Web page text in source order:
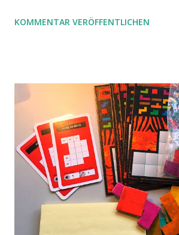
KOMMENTAR VERÖFFENTLICHEN